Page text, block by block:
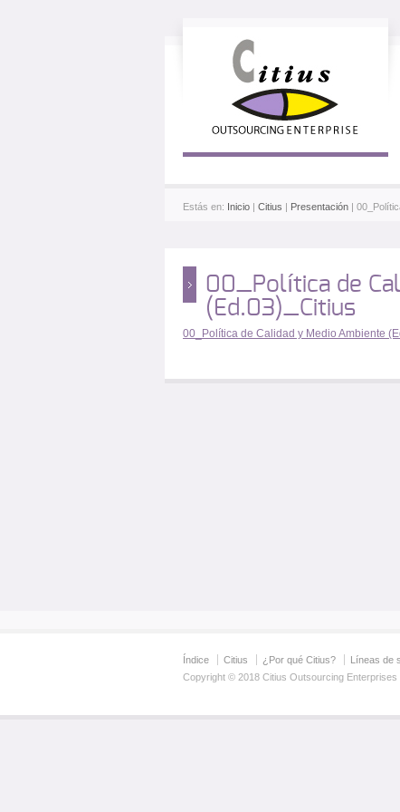
Estás en: Inicio | Citius | Presentación |
00_Política de
(Ed.03)_Citius
00_Política de Calidad y Medio Ambiente
Índice Citius ¿Por qué Citius? Líneas de
Copyright © 2018 Citius Outsourcing Enterprises